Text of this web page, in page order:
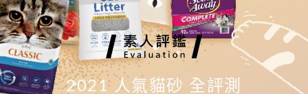
2021 人氣貓砂 全評測